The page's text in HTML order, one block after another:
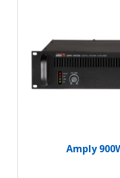
Amply